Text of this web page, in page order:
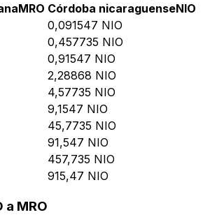
MRO Córdoba nicaraguenseNIO
0,091547 NIO
0,457735 NIO
0,91547 NIO
2,28868 NIO
4,57735 NIO
9,1547 NIO
45,7735 NIO
91,547 NIO
457,735 NIO
915,47 NIO
a MRO